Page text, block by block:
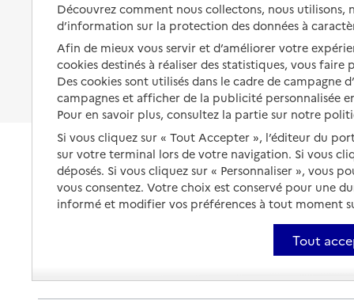
Contact
Site internet
Rapport HAS
Voir la fiche
Source des données : Finess n° 140030149
Mis à jour le : 06/08/2026
Service autonomie à domicile (aide)
Brimatym Services
Adresse
111 rue d’Auge
Contact
Rapport HAS
Les obligations de la famille
À qui s’adresser ?
Les politiques du grand âge
Être hospitalisé
Fin de vie à domicile
Découvrez comment nous collectons, nous
d’information sur la protection des données à
Afin de mieux vous servir et d’améliorer votre
cookies destinés à réaliser des statistiques, vous
Des cookies sont utilisés dans le cadre de
campagnes et afficher de la publicité personnalisée
Pour en savoir plus, consultez la partie sur notre
Si vous cliquez sur « Tout Accepter », l’éditeur du
sur votre terminal lors de votre navigation. Si vous
déposés. Si vous cliquez sur « Personnaliser », vous
vous consentez. Votre choix est conservé pour une
informé et modifier vos préférences à tout moment
Tout